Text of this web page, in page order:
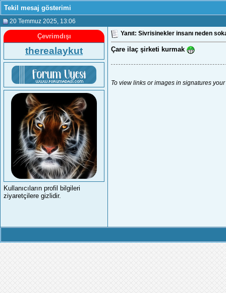
Tekil mesaj gösterimi
20 Temmuz 2025 , 13:06
Çevrimdışı
therealaykut
Kullanıcıların profil bilgileri
ziyaretçilere gizlidir.
Yanıt: Sivrisinekler insanı neden
Çare ilaç şirketi kurmak
To view links or images in signatures